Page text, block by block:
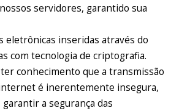
servidores, garantido sua
eletrônicas inseridas através do
com tecnologia de criptografia.
conhecimento que a transmissão
é inerentemente insegura,
a segurança das